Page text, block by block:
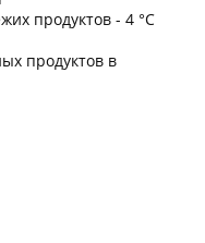
продуктов - 4 °C
продуктов в